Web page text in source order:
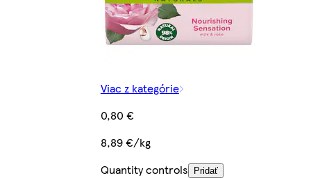
Viac z kategórie
0,80 €
8,89 €/kg
Quantity controls
Pridať